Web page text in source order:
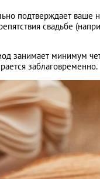
подтверждает ваше
свадьбе
занимает минимум
заблаговременно.